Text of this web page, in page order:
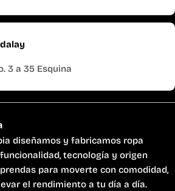
3 a 35 Esquina
diseñamos y fabricamos ropa
tecnología y origen
para moverte con comodidad,
el rendimiento a tu día a día.